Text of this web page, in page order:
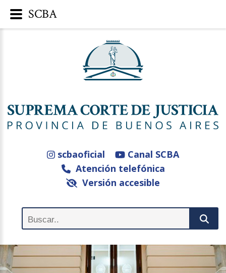
scbaoficial
Canal SCBA
Atención telefónica
Versión accesible
SCBA